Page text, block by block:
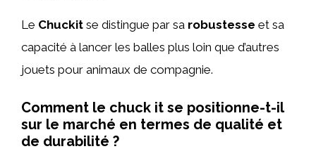
Le Chuckit se distingue par sa robustesse et sa
capacité à lancer les balles plus loin que d’autres
jouets pour animaux de compagnie.
Comment le chuck it se positionne-t-il
sur le marché en termes de qualité et
de durabilité ?